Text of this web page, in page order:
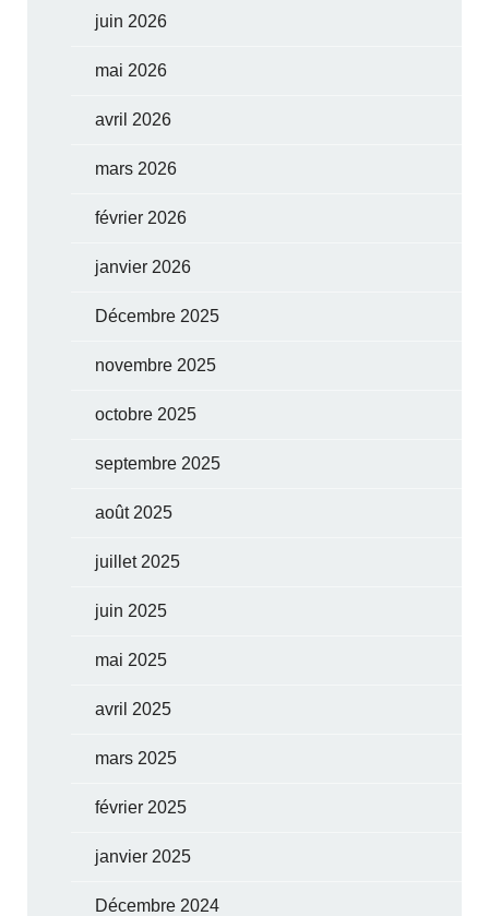
juin 2026
mai 2026
avril 2026
mars 2026
février 2026
janvier 2026
Décembre 2025
novembre 2025
octobre 2025
septembre 2025
août 2025
juillet 2025
juin 2025
mai 2025
avril 2025
mars 2025
février 2025
janvier 2025
Décembre 2024